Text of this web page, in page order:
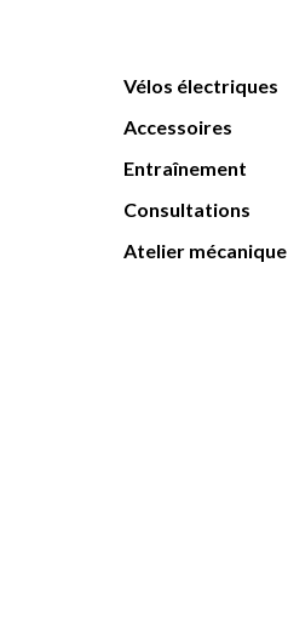
Vélos électriques
Accessoires
Entraînement
Consultations
Atelier mécanique